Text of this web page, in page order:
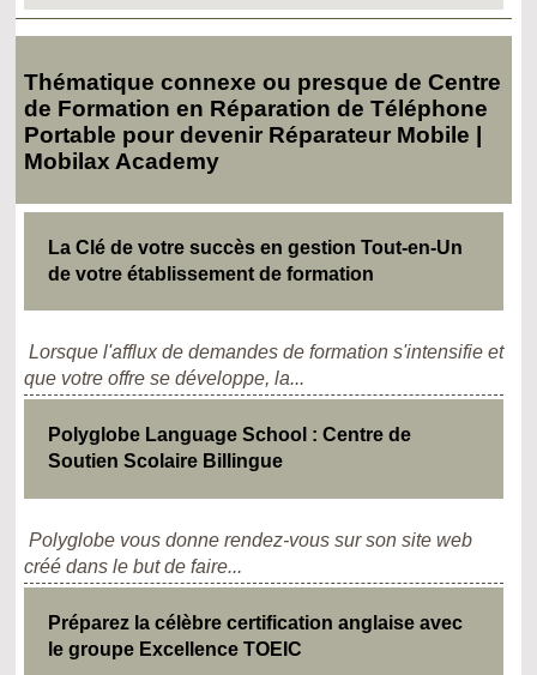
Thématique connexe ou presque de Centre
de Formation en Réparation de Téléphone
Portable pour devenir Réparateur Mobile |
Mobilax Academy
La Clé de votre succès en gestion Tout-en-Un
de votre établissement de formation
Lorsque l'afflux de demandes de formation s'intensifie et
que votre offre se développe, la...
Polyglobe Language School : Centre de
Soutien Scolaire Billingue
Polyglobe vous donne rendez-vous sur son site web
créé dans le but de faire...
Préparez la célèbre certification anglaise avec
le groupe Excellence TOEIC